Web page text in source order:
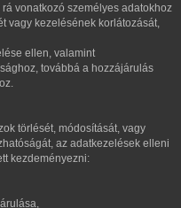
vonatkozó személyes adatokhoz
vagy kezelésének korlátozását,
ellen, valamint
továbbá a hozzájárulás
törlését, módosítását, vagy
az adatkezelések elleni
kezdeményezni: